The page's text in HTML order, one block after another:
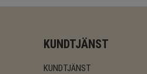
KUNDTJÄNST
KUNDTJÄNST